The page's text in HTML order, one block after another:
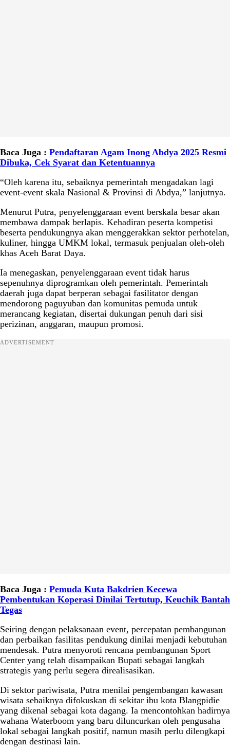
Baca Juga : Pendaftaran Agam Inong Abdya 2025 Resmi
Dibuka, Cek Syarat dan Ketentuannya
“Oleh karena itu, sebaiknya pemerintah mengadakan lagi
event-event skala Nasional & Provinsi di Abdya,” lanjutnya.
Menurut Putra, penyelenggaraan event berskala besar akan
membawa dampak berlapis. Kehadiran peserta kompetisi
beserta pendukungnya akan menggerakkan sektor perhotelan,
kuliner, hingga UMKM lokal, termasuk penjualan oleh-oleh
khas Aceh Barat Daya.
Ia menegaskan, penyelenggaraan event tidak harus
sepenuhnya diprogramkan oleh pemerintah. Pemerintah
daerah juga dapat berperan sebagai fasilitator dengan
mendorong paguyuban dan komunitas pemuda untuk
merancang kegiatan, disertai dukungan penuh dari sisi
perizinan, anggaran, maupun promosi.
ADVERTISEMENT
Baca Juga : Pemuda Kuta Bakdrien Kecewa
Pembentukan Koperasi Dinilai Tertutup, Keuchik Bantah
Tegas
Seiring dengan pelaksanaan event, percepatan pembangunan
dan perbaikan fasilitas pendukung dinilai menjadi kebutuhan
mendesak. Putra menyoroti rencana pembangunan Sport
Center yang telah disampaikan Bupati sebagai langkah
strategis yang perlu segera direalisasikan.
Di sektor pariwisata, Putra menilai pengembangan kawasan
wisata sebaiknya difokuskan di sekitar ibu kota Blangpidie
yang dikenal sebagai kota dagang. Ia mencontohkan hadirnya
wahana Waterboom yang baru diluncurkan oleh pengusaha
lokal sebagai langkah positif, namun masih perlu dilengkapi
dengan destinasi lain.